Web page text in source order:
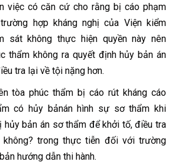
việc có căn cứ cho rằng bị cáo phạm
hợp kháng nghị của Viện kiểm
sát không thực hiện quyền này nên
thẩm không ra quyết định hủy bản án
tra lại về tội nặng hơn.
tòa phúc thẩm bị cáo rút kháng cáo
có hủy bảnán hình sự sơ thẩm khi
hủy bản án sơ thẩm để khởi tố, điều tra
trong thực tiễn đối với trường
hướng dẫn thi hành.